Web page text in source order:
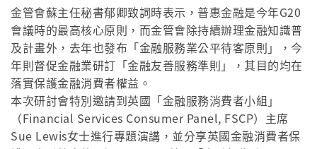
金管會蘇主任秘書郁卿致詞時表示，普惠金融是今年G20
會議時的最高核心原則，而金管會除持續辦理金融知識普
及計畫外，去年也發布「金融服務業公平待客原則」，今
年則督促金融業研訂「金融友善服務準則」，其目的均在
落實保護金融消費者權益。
本次研討會特別邀請到英國「金融服務消費者小組」
（Financial Services Consumer Panel, FSCP）主席
Sue Lewis女士進行專題演講，並分享英國金融消費者保